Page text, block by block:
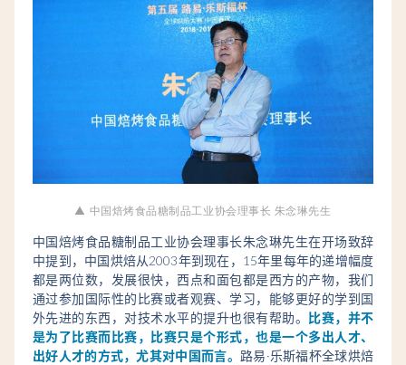
▲ 中国焙烤食品糖制品工业协会理事长 朱念琳先生
中国焙烤食品糖制品工业协会理事长朱念琳先生在开场致辞
中提到，中国烘焙从2003年到现在，15年里每年的递增幅度
都是两位数，发展很快，西点和面包都是西方的产物，我们
通过参加国际性的比赛或者观赛、学习，能够更好的学到国
外先进的东西，对技术水平的提升也很有帮助。
比赛，并不
是为了比赛而比赛，比赛只是个形式，也是一个多出人才、
出好人才的方式，尤其对中国而言。 路易·乐斯福杯全球烘焙